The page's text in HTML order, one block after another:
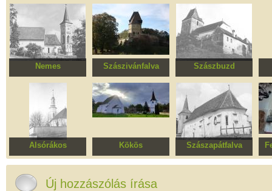
Nemes
Erődített evangélikus
templomegyüttes
Szászivánfalva
Erődített evangélikus
templomegyüttes
Szászbuzd
Erődített evangélikus
templomegyüttes
Alsórákos
Református
Kökös
Unitárius templom
Szászapátfalva
Evangélikus
Új hozzászólás írása